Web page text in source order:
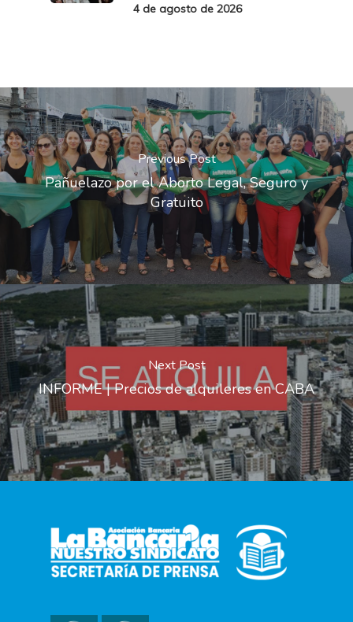
4 de agosto de 2026
Previous Post
Pañuelazo por el Aborto Legal, Seguro y
Gratuito
Next Post
INFORME | Precios de alquileres en CABA